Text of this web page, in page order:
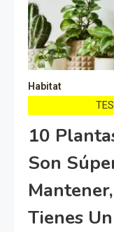
Habitat
10
Son
Tienes